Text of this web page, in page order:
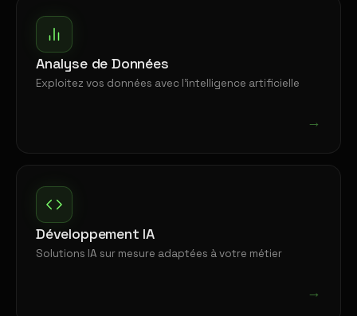
Analyse de Données
Exploitez vos données avec l'intelligence artificielle
→
Développement IA
Solutions IA sur mesure adaptées à votre métier
→